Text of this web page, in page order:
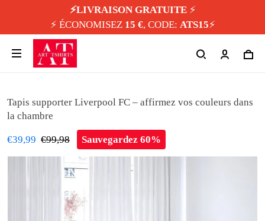
⚡️LIVRAISON GRATUITE⚡️
⚡️ ÉCONOMISEZ 15 €, CODE: ATS15⚡️
Tapis supporter Liverpool FC – affirmez vos couleurs dans
la chambre
€39,99 €99,98 Sauvegardez 60%